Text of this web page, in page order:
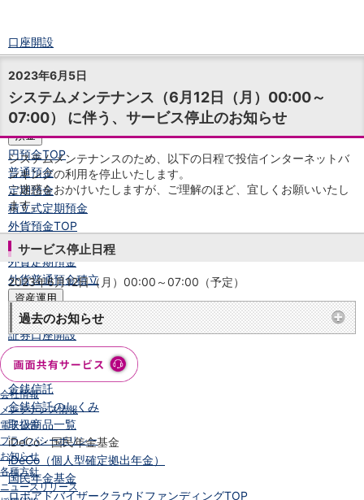
口座開設
ログイン
チャット
メニュー
商品・サービス
預金
円預金TOP
普通預金
定期預金
積立式定期預金
外貨預金TOP
外貨普通預金
外貨定期預金
外貨普通預金積立
資産運用
投資信託TOP
証券口座開設
投信つみたて
NISA
金銭信託
金銭信託のしくみ
取扱商品一覧
iDeCo・国民年金基金
iDeCo（個人型確定拠出年金）
国民年金基金
ロボアドバイザークラウドファンディングTOP
2023年6月5日
システムメンテナンス（6月12日（月）00:00～
07:00） に伴う、サービス停止のお知らせ
システムメンテナンスのため、以下の日程で投信インターネットバ
ンキングの利用を停止いたします。
ご迷惑をおかけいたしますが、ご理解のほど、宜しくお願いいたし
ます。
サービス停止日程
2023年6月12日（月）00:00～07:00（予定）
過去のお知らせ
会社情報
メンテナンス情報
電子公告
プライバシーポリシー
お知らせ
各種方針
ニュースリリース